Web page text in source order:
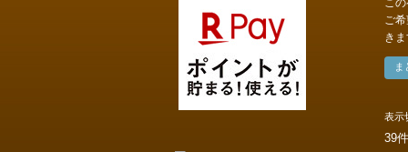
こ
ご
き
表示
39